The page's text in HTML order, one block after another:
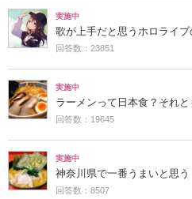
実施中
歌が上手だと思うホロライブ
回答数：23851
実施中
ラーメンって日本食？それと
回答数：19645
実施中
神奈川県で一番うまいと思
回答数：8507